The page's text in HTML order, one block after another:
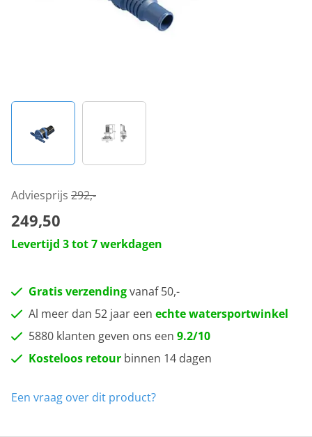
Adviesprijs 292,-
249,50
Levertijd 3 tot 7 werkdagen
Gratis verzendingvanaf 50,-
Al meer dan 52 jaar een echte watersportwinkel
5880 klanten geven ons een 9.2/10
Kosteloos retour binnen 14 dagen
Een vraag over dit product?